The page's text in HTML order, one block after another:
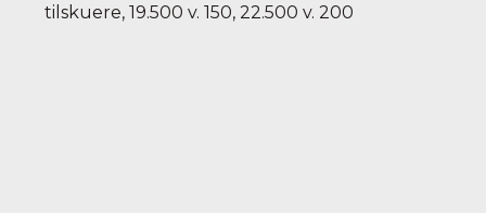
tilskuere, 19.500 v. 150, 22.500 v. 200